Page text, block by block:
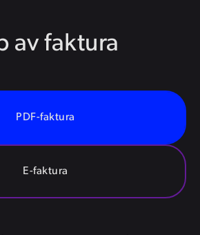
av faktura
PDF-faktura
E-faktura